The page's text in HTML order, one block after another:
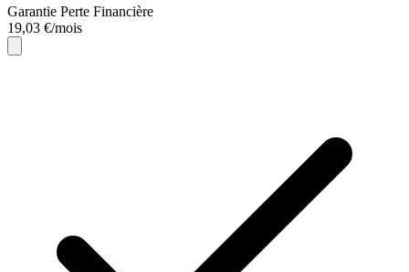
Garantie Perte Financière
19,03 €/mois